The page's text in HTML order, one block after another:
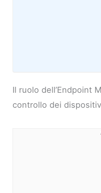
Il ruolo dell’Endpoint
controllo dei